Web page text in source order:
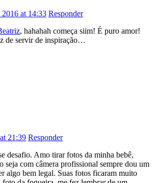
at 14:33 Responder
, hahahah começa siim! É puro amor!
de servir de inspiração…
21:39 Responder
desafio. Amo tirar fotos da minha bebê,
seja com câmera profissional sempre dou um
algo bem legal. Suas fotos ficaram muito